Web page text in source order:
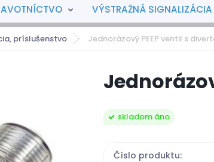
VÝSTRAŽNÁ SIGNALIZÁCIA
príslušenstvo Jednorázový PEEP ventil s
skladom áno
Číslo produktu: